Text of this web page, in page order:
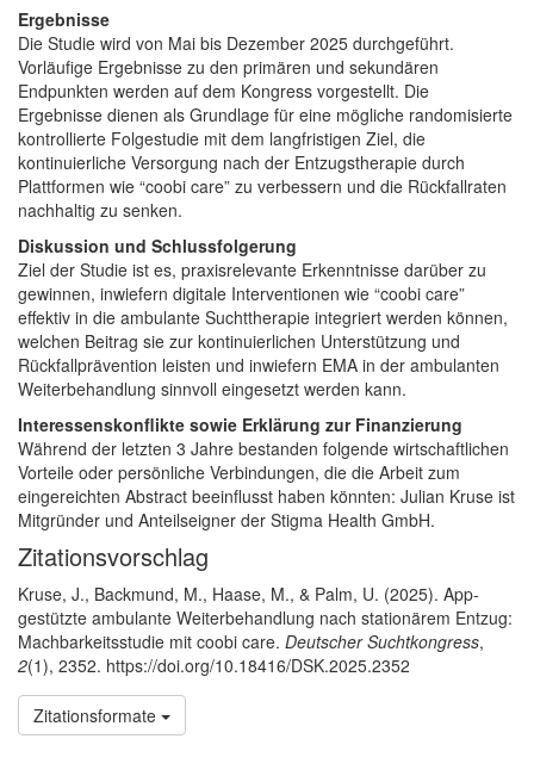
Ergebnisse
Die Studie wird von Mai bis Dezember 2025 durchgeführt.
Vorläufige Ergebnisse zu den primären und sekundären
Endpunkten werden auf dem Kongress vorgestellt. Die
Ergebnisse dienen als Grundlage für eine mögliche randomisierte
kontrollierte Folgestudie mit dem langfristigen Ziel, die
kontinuierliche Versorgung nach der Entzugstherapie durch
Plattformen wie “coobi care” zu verbessern und die Rückfallraten
nachhaltig zu senken.
Diskussion und Schlussfolgerung
Ziel der Studie ist es, praxisrelevante Erkenntnisse darüber zu
gewinnen, inwiefern digitale Interventionen wie “coobi care”
effektiv in die ambulante Suchttherapie integriert werden können,
welchen Beitrag sie zur kontinuierlichen Unterstützung und
Rückfallprävention leisten und inwiefern EMA in der ambulanten
Weiterbehandlung sinnvoll eingesetzt werden kann.
Interessenskonflikte sowie Erklärung zur Finanzierung
Während der letzten 3 Jahre bestanden folgende wirtschaftlichen
Vorteile oder persönliche Verbindungen, die die Arbeit zum
eingereichten Abstract beeinflusst haben könnten: Julian Kruse ist
Mitgründer und Anteilseigner der Stigma Health GmbH.
Artikel-Details
Zitationsvorschlag
Kruse, J., Backmund, M., Haase, M., & Palm, U. (2025). App-
gestützte ambulante Weiterbehandlung nach stationärem Entzug:
Machbarkeitsstudie mit coobi care. Deutscher Suchtkongress,
2(1), 2352. https://doi.org/10.18416/DSK.2025.2352
Zitationsformate